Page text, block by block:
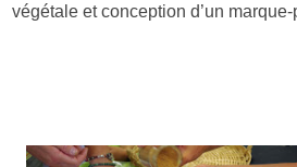
végétale et conception d’un